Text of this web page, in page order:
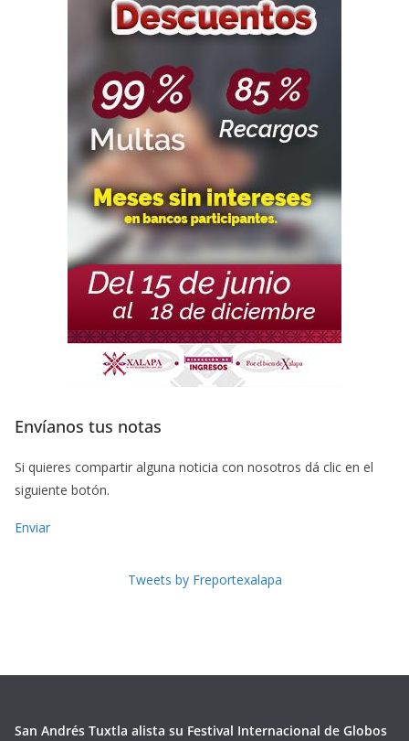
Envíanos tus notas
Si quieres compartir alguna noticia con nosotros dá clic en el
siguiente botón.
Enviar
Tweets by Freportexalapa
San Andrés Tuxtla alista su Festival Internacional de Globos